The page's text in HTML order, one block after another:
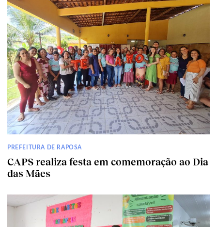
PREFEITURA DE RAPOSA
CAPS realiza festa em comemoração ao Dia
das Mães